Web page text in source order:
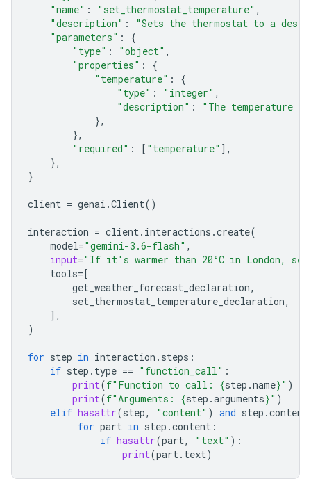
"name" : "set_thermostat_temperature" ,
"description" :
"Sets the thermostat to a
"parameters" :
{
"type" : "object" ,
"properties" :
{
"temperature" :
{
"type" : "integer" ,
"description" :
"The temperature
},
},
"required" : [ "temperature" ],
},
}
client = genai .Client()
interaction = client. interactions .create(
model="gemini-3.6-flash" ,
input="If it's warmer than 20°C in London,
tools= [
get_weather_forecast_declaration,
set_thermostat_temperature_declaration,
],
)
for step in interaction . steps :
if step . type == "function_call" :
print(f"Function to call: {step .name}" )
print(f"Arguments: {step .arguments}" )
elif hasattr(step, "content" ) and step .content
for part in step .content :
if hasattr(part, "text" ):
print(part. text)